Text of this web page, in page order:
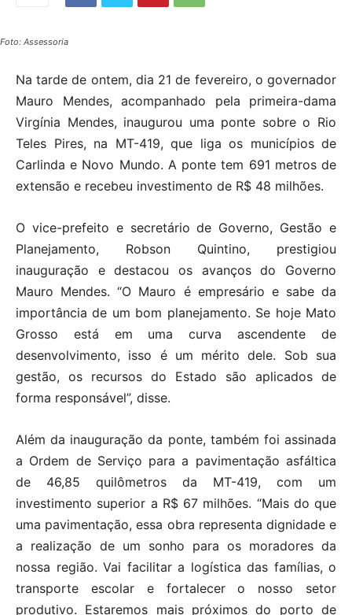
Foto: Assessoria
Na tarde de ontem, dia 21 de fevereiro, o governador
Mauro Mendes, acompanhado pela primeira-dama
Virgínia Mendes, inaugurou uma ponte sobre o Rio
Teles Pires, na MT-419, que liga os municípios de
Carlinda e Novo Mundo. A ponte tem 691 metros de
extensão e recebeu investimento de R$ 48 milhões.
O vice-prefeito e secretário de Governo, Gestão e
Planejamento, Robson Quintino, prestigiou
inauguração e destacou os avanços do Governo
Mauro Mendes. “O Mauro é empresário e sabe da
importância de um bom planejamento. Se hoje Mato
Grosso está em uma curva ascendente de
desenvolvimento, isso é um mérito dele. Sob sua
gestão, os recursos do Estado são aplicados de
forma responsável”, disse.
Além da inauguração da ponte, também foi assinada
a Ordem de Serviço para a pavimentação asfáltica
de 46,85 quilômetros da MT-419, com um
investimento superior a R$ 67 milhões. “Mais do que
uma pavimentação, essa obra representa dignidade e
a realização de um sonho para os moradores da
nossa região. Vai facilitar a logística das famílias, o
transporte escolar e fortalecer o nosso setor
produtivo. Estaremos mais próximos do porto de